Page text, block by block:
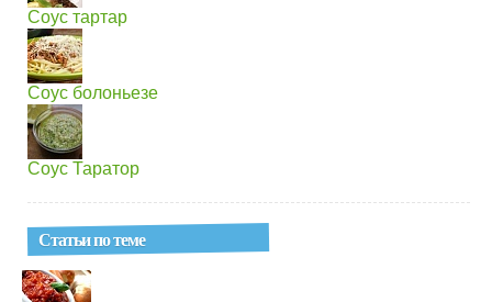
Соус тартар
Соус болоньезе
Соус Таратор
Статьи по теме